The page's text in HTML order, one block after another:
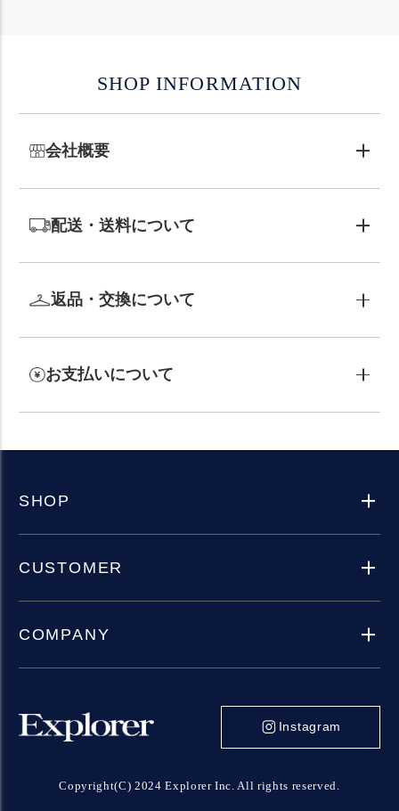
SHOP INFORMATION
会社概要
配送・送料について
返品・交換について
お支払いについて
SHOP
CUSTOMER
COMPANY
Instagram
Copyright(C) 2024 Explorer Inc. All rights reserved.